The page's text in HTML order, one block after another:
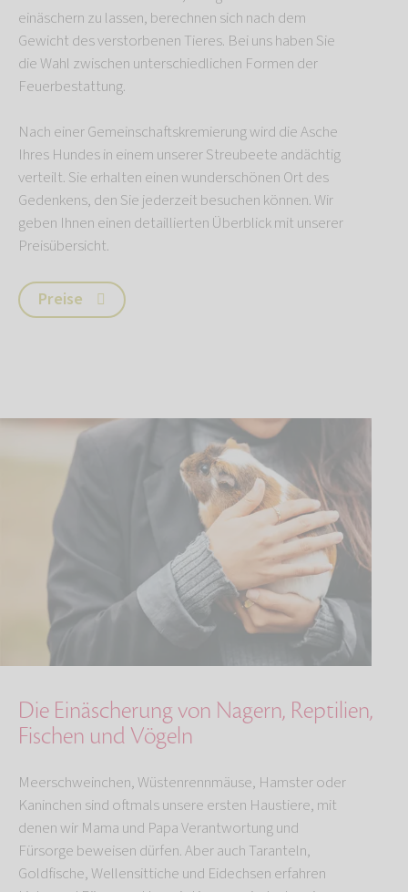
einäschern zu lassen, berechnen sich nach dem
Gewicht des verstorbenen Tieres. Bei uns haben Sie
die Wahl zwischen unterschiedlichen Formen der
Feuerbestattung.
Nach einer Gemeinschaftskremierung wird die Asche
Ihres Hundes in einem unserer Streubeete andächtig
verteilt. Sie erhalten einen wunderschönen Ort des
Gedenkens, den Sie jederzeit besuchen können. Wir
geben Ihnen einen detaillierten Überblick mit unserer
Preisübersicht.
Preise
Die Einäscherung von Nagern, Reptilien,
Fischen und Vögeln
Meerschweinchen, Wüstenrennmäuse, Hamster oder
Kaninchen sind oftmals unsere ersten Haustiere, mit
denen wir Mama und Papa Verantwortung und
Fürsorge beweisen dürfen. Aber auch Taranteln,
Goldfische, Wellensittiche und Eidechsen erfahren